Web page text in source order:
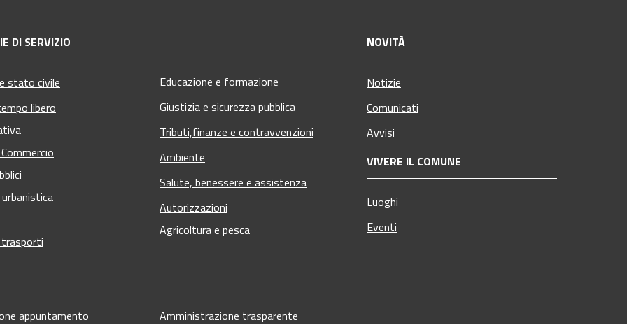
DI SERVIZIO
stato civile
libero
Educazione e formazione
Giustizia e sicurezza pubblica
Tributi,finanze e contravvenzioni
Ambiente
Salute, benessere e assistenza
Autorizzazioni
Agricoltura e pesca
NOVITÀ
Notizie
Comunicati
Avvisi
VIVERE IL COMUNE
Luoghi
Eventi
appuntamento Amministrazione trasparente